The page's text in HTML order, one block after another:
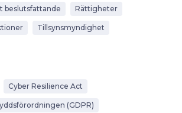
beslutsfattande Rättigheter
Tillsynsmyndighet
Cyber Resilience Act
(GDPR)